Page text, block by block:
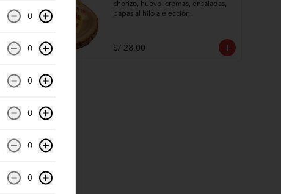
chorizo, huevo, cremas, ensaladas,
papas al hilo a elección.
S/ 28.00
0
0
0
0
0
0